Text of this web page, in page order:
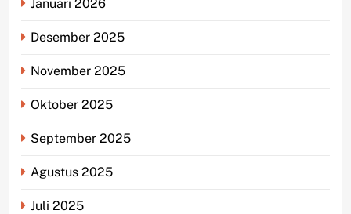
Januari 2026
Desember 2025
November 2025
Oktober 2025
September 2025
Agustus 2025
Juli 2025